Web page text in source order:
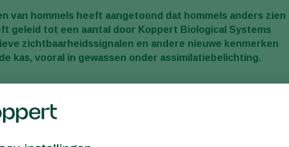
van hommels heeft aangetoond dat hommels anders zien
geleid tot een aantal door Koppert Biological Systems
zichtbaarheidssignalen en andere nieuwe kenmerken
kas, vooral in gewassen onder assimilatiebelichting.
veel bloesems per m
ook gebruikt worden in verlichte kassen. Deze nestkast wordt
met een slimme versperring voor indringers, bevat 19%
een betere zichtbaarheid in het gewas met extra